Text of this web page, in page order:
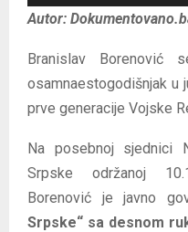
t
r
v
i
d
e
o
z
Autor:
Branislav
osamnaestogodišnjak u
prve generacije Vojske
Na posebnoj sjednici
Srpske održanoj
Borenović je javno
Srpske“ sa desnom